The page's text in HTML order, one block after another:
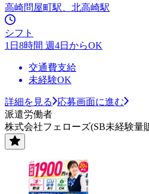
高崎問屋町駅、北高崎駅
シフト
1日8時間 週4日からOK
交通費支給
未経験OK
詳細を見る
応募画面に進む
派遣労働者
株式会社フェローズ(SB未経験量